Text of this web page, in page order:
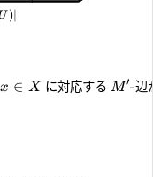
)
x ∈ X に対応する M′-辺